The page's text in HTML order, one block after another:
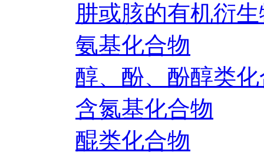
肼或胲的有机衍
氨基化合物
醇、酚、酚醇类
含氮基化合物
醌类化合物